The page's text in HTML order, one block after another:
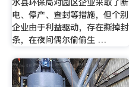
电、停产、查封等措施，但个别
企业由于利益驱动，存在撕掉封
条，在夜间偶尔偷偷生 …